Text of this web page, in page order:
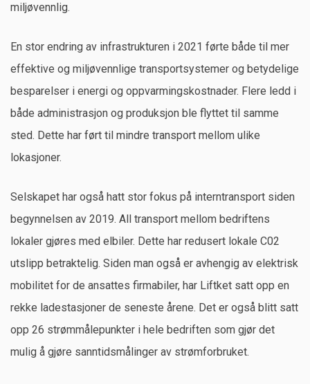
miljøvennlig.
En stor endring av infrastrukturen i 2021 førte både til mer
effektive og miljøvennlige transportsystemer og betydelige
besparelser i energi og oppvarmingskostnader. Flere ledd i
både administrasjon og produksjon ble flyttet til samme
sted. Dette har ført til mindre transport mellom ulike
lokasjoner.
Selskapet har også hatt stor fokus på interntransport siden
begynnelsen av 2019. All transport mellom bedriftens
lokaler gjøres med elbiler. Dette har redusert lokale C02
utslipp betraktelig. Siden man også er avhengig av elektrisk
mobilitet for de ansattes firmabiler, har Liftket satt opp en
rekke ladestasjoner de seneste årene. Det er også blitt satt
opp 26 strømmålepunkter i hele bedriften som gjør det
mulig å gjøre sanntidsmålinger av strømforbruket.